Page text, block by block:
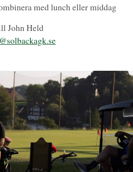
med lunch eller middag
John Held